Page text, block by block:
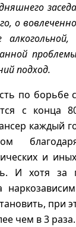
о
подход.
по борьбе
с конца
каждый
и
И хотя за
при
чем в 3 раза.